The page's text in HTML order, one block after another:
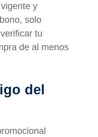
y
solo
tu
de al menos
del